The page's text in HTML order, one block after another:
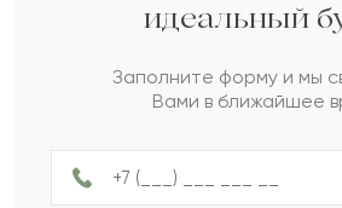
Ирина
Ангел
С Сабина
идеальный
Заполните форму и мы
Вами в ближайшее